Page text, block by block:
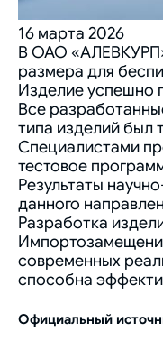
16 марта 2026
В ОАО «АЛЕВКУРП»
размера для
Изделие успешно
Все
типа изделий был
Специалистами
тестовое
Результаты
данного
Разработка
современных
способна
Официальный